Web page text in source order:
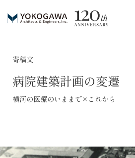
寄稿文
病院建築計画の変遷
横河の医療のいままで×これから